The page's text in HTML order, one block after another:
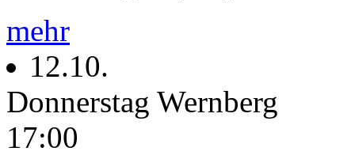
mehr
12.10.
Donnerstag Wernberg
17:00